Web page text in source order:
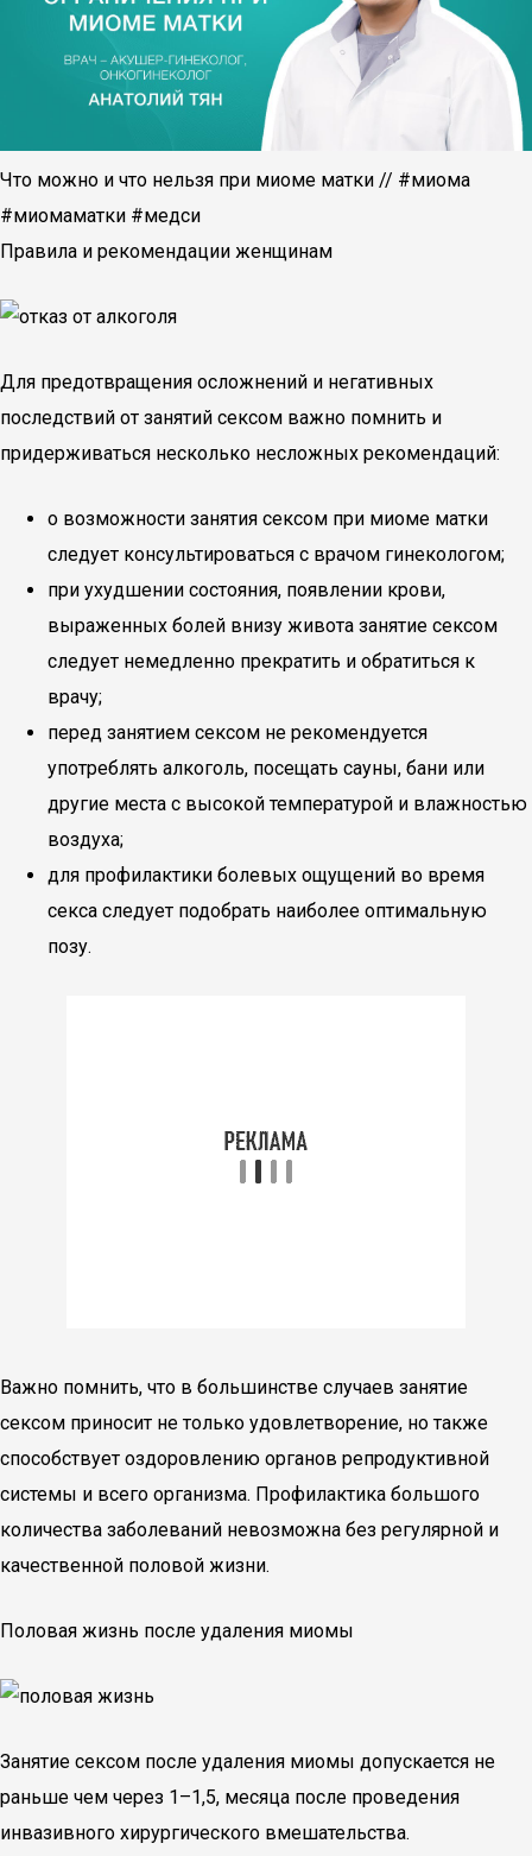
Что можно и что нельзя при миоме матки // #миома
#миомаматки #медси
Правила и рекомендации женщинам
Для предотвращения осложнений и негативных
последствий от занятий сексом важно помнить и
придерживаться несколько несложных рекомендаций:
о возможности занятия сексом при миоме матки
следует консультироваться с врачом гинекологом;
при ухудшении состояния, появлении крови,
выраженных болей внизу живота занятие сексом
следует немедленно прекратить и обратиться к
врачу;
перед занятием сексом не рекомендуется
употреблять алкоголь, посещать сауны, бани или
другие места с высокой температурой и влажностью
воздуха;
для профилактики болевых ощущений во время
секса следует подобрать наиболее оптимальную
позу.
Важно помнить, что в большинстве случаев занятие
сексом приносит не только удовлетворение, но также
способствует оздоровлению органов репродуктивной
системы и всего организма. Профилактика большого
количества заболеваний невозможна без регулярной и
качественной половой жизни.
Половая жизнь после удаления миомы
Занятие сексом после удаления миомы допускается не
раньше чем через 1–1,5, месяца после проведения
инвазивного хирургического вмешательства.